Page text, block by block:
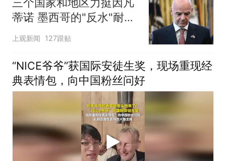
三个国家和地区力挺因凡
蒂诺 墨西哥的"反水"耐人
寻味
上观新闻 127跟贴
“NICE爷爷”获国际安徒生奖，现场重现经
典表情包，向中国粉丝问好